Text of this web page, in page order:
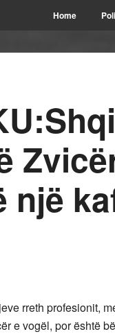
Home
një
rreth profesionit,
e vogël, por është